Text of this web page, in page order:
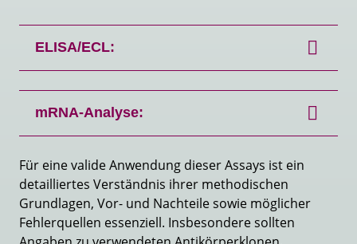
ELISA/ECL:
mRNA-Analyse:
Für eine valide Anwendung dieser Assays ist ein
detailliertes Verständnis ihrer methodischen
Grundlagen, Vor- und Nachteile sowie möglicher
Fehlerquellen essenziell. Insbesondere sollten